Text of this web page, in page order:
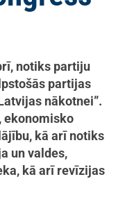
notiks partiju
partijas
nākotnei”.
ekonomisko
kā arī notiks
un valdes,
kā arī revīzijas